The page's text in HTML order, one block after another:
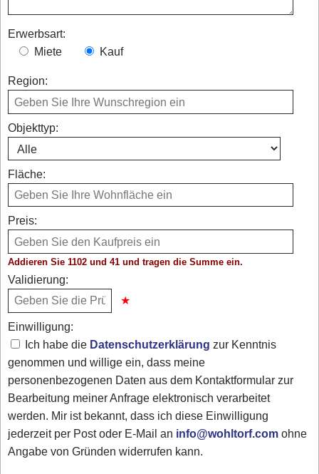
Erwerbsart:
Miete
Kauf
Region:
Objekttyp:
Fläche:
Preis:
Addieren Sie 1102 und 41 und tragen die Summe ein.
Validierung:
Einwilligung:
Ich habe die Datenschutzerklärung zur Kenntnis
genommen und willige ein, dass meine
personenbezogenen Daten aus dem Kontaktformular zur
Bearbeitung meiner Anfrage elektronisch verarbeitet
werden. Mir ist bekannt, dass ich diese Einwilligung
jederzeit per Post oder E-Mail an info@wohltorf.comohne
Angabe von Gründen widerrufen kann.